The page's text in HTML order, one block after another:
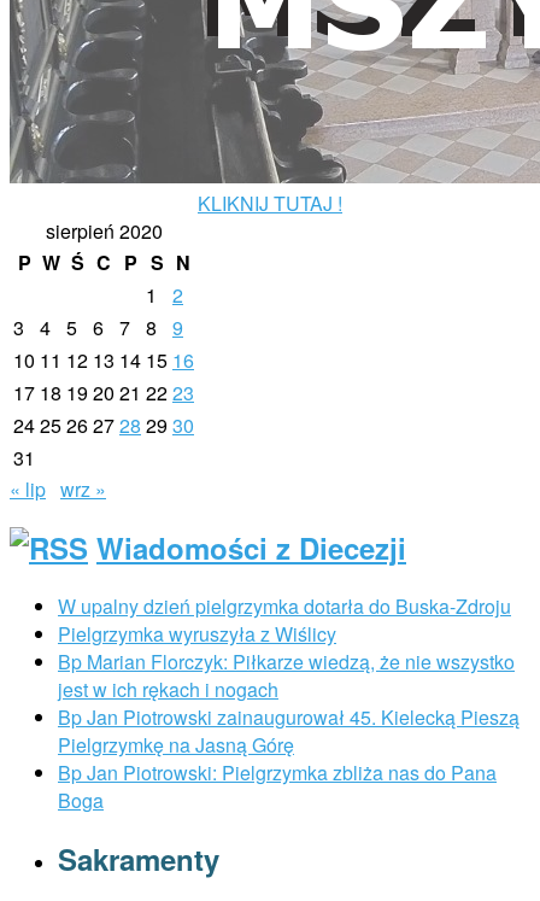
KLIKNIJ TUTAJ !
sierpień 2020
P W Ś C P S N
1
2
3
4 5 6 7 8
9
10 11 12 13 14 15 16
17 18 1920 21 2223
2425262728 2930
31
« lip wrz »
Wiadomości z Diecezji
W upalny dzień pielgrzymka dotarła do Buska-Zdroju
Pielgrzymka wyruszyła z Wiślicy
Bp Marian Florczyk: Piłkarze wiedzą, że nie wszystko
jest w ich rękach i nogach
Bp Jan Piotrowski zainaugurował 45. Kielecką Pieszą
Pielgrzymkę na Jasną Górę
Bp Jan Piotrowski: Pielgrzymka zbliża nas do Pana
Boga
Sakramenty